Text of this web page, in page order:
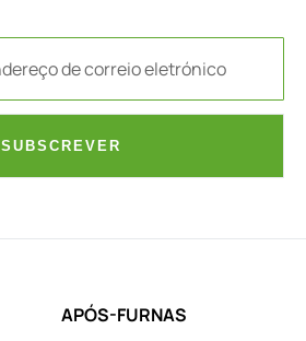
SUBSCREVER
APÓS-FURNAS